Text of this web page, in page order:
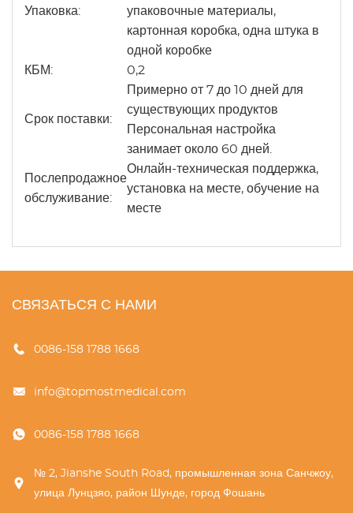
Упаковка:
упаковочные материалы,
картонная коробка, одна штука в
одной коробке
КБМ:
0,2
Срок поставки:
Примерно от 7 до 10 дней для
существующих продуктов
Персональная настройка
занимает около 60 дней.
Послепродажное
обслуживание:
Онлайн-техническая поддержка,
установка на месте, обучение на
месте
СВЯЗАТЬСЯ С НАМИ
0086-158 1788 1668
info@topmostmedical.com
0086-158 1788 1668
№ 2, Jianshe South Road, промышленная зона Санчжоу,
улица Лунцзяо, район Шунде, город Фошань